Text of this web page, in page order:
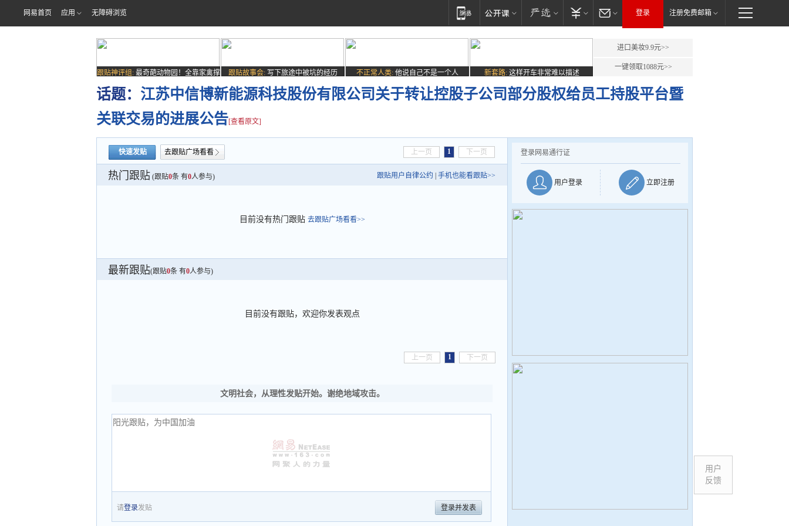
网易首页 应用 无障碍浏览 登录 注册免费邮箱
跟贴神评组: 最奇葩动物园！全靠家禽撑
场子
跟贴故事会: 写下旅途中被坑的经历 不正常人类: 他说自己不是一个人 新套路: 这样开车非常难以描述
进口美妆9.9元>>
一键领取1088元>>
话题： 江苏中信博新能源科技股份有限公司关于转让控股子公司部分股权给员工持股平台暨
关联交易的进展公告[查看原文]
快速发贴 去跟贴广场看看 上一页 1 下一页
热门跟贴 (跟贴0条 有0人参与) 跟贴用户自律公约 手机也能看跟贴>>
目前没有热门跟贴 去跟贴广场看看>>
最新跟贴(跟贴0条 有0人参与)
目前没有跟贴，欢迎你发表观点
上一页 1 下一页
文明社会，从理性发贴开始。谢绝地域攻击。
请登录发贴 登录并发表
登录网易通行证
用户登录 立即注册
用户
反馈